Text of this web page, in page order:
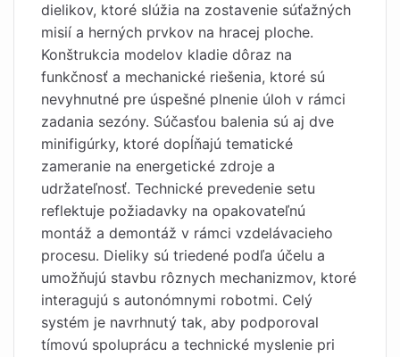
dielikov, ktoré slúžia na zostavenie súťažných
misií a herných prvkov na hracej ploche.
Konštrukcia modelov kladie dôraz na
funkčnosť a mechanické riešenia, ktoré sú
nevyhnutné pre úspešné plnenie úloh v rámci
zadania sezóny. Súčasťou balenia sú aj dve
minifigúrky, ktoré dopĺňajú tematické
zameranie na energetické zdroje a
udržateľnosť. Technické prevedenie setu
reflektuje požiadavky na opakovateľnú
montáž a demontáž v rámci vzdelávacieho
procesu. Dieliky sú triedené podľa účelu a
umožňujú stavbu rôznych mechanizmov, ktoré
interagujú s autonómnymi robotmi. Celý
systém je navrhnutý tak, aby podporoval
tímovú spoluprácu a technické myslenie pri